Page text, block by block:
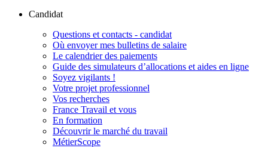
Candidat
Questions et contacts - candidat
Où envoyer mes bulletins de salaire
Le calendrier des paiements
Guide des simulateurs d’allocations et aides en ligne
Soyez vigilants !
Votre projet professionnel
Vos recherches
France Travail et vous
En formation
Découvrir le marché du travail
MétierScope